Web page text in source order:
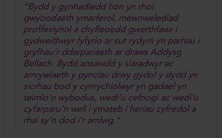
“Bydd y gynhadledd hon yn rhoi
gwybodaeth ymarferol, mewnwelediad
proffesiynol a chyfleoedd gwerthfawr i
gydweithwyr fyfyrio ar sut rydym yn parhau i
gryfhau’r ddarpariaeth ar draws Addysg
Bellach. Bydd ansawdd y siaradwyr ac
amrywiaeth y pynciau drwy gydol y dydd yn
sicrhau bod y cynrychiolwyr yn gadael yn
teimlo’n wybodus, wedi’u cefnogi ac wedi’u
cyfarparu’n well i ymateb i heriau cyfredol a
rhai sy’n dod i’r amlwg.”